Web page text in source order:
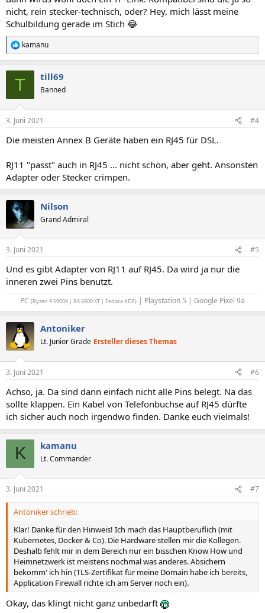
nicht, rein stecker-technisch, oder? Hey, mich lässt meine
Schulbildung gerade im Stich 😂
R
e
e
:
kamanu
T till69
Banned
3. Juni 2021 #4
Die meisten Annex B Geräte haben ein RJ45 für DSL.
RJ11 "passt" auch in RJ45 ... nicht schön, aber geht. Ansonsten
Adapter oder Stecker crimpen.
Nilson
Grand Admiral
3. Juni 2021 #5
Und es gibt Adapter von RJ11 auf RJ45. Da wird ja nur die
inneren zwei Pins benutzt.
PC (Ryzen 9 5900X | RX 6800 XT | Fedora KDE) | Playstation 5 | Google Pixel 9a​
Antoniker
Lt. Junior Grade Ersteller dieses Themas
3. Juni 2021 #6
Achso, ja. Da sind dann einfach nicht alle Pins belegt. Na das
sollte klappen. Ein Kabel von Telefonbuchse auf RJ45 dürfte
ich sicher auch noch irgendwo finden. Danke euch vielmals!
K kamanu
Lt. Commander
3. Juni 2021 #7
Antoniker schrieb:
Klar! Danke für den Hinweis! Ich mach das Hauptberuflich (mit
Kubernetes, Docker & Co). Die Hardware stellen mir die Kollegen.
Deshalb fehlt mir in dem Bereich nur ein bisschen Know How und
Heimnetzwerk ist meistens nochmal was anderes. Absichern
bekomm' ich hin (TLS-Zertifikat für meine Domain habe ich bereits,
Application Firewall richte ich am Server noch ein).
Okay, das klingt nicht ganz unbedarft